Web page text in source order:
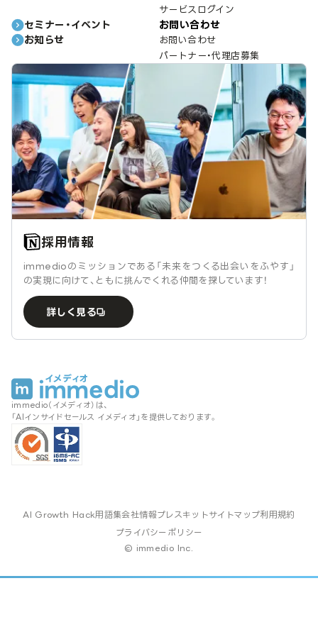
サービスログイン
セミナー・イベント
お知らせ
お問い合わせ
お問い合わせ
パートナー・代理店募集
採用情報
immedioのミッションである「未来をつくる出会いをふやす」
の実現に向けて、ともに挑んでくれる仲間を探しています！
詳しく見る
immedio（イメディオ）は、
「AIインサイドセールス イメディオ」を提供しております。
AI Growth Hack用語集会社情報プレスキットサイトマップ利用規約
プライバシーポリシー
© immedio Inc.